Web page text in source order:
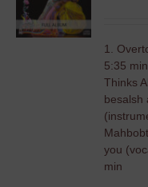
1.
5:35
Thinks
besalsh
you
min